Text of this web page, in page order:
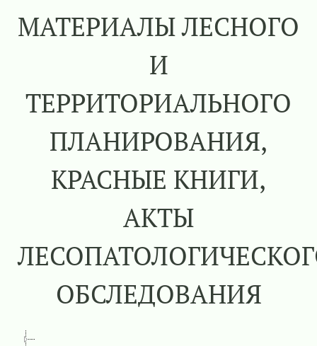
МАТЕРИАЛЫ ЛЕСНОГО
И
ТЕРРИТОРИАЛЬНОГО
ПЛАНИРОВАНИЯ,
КРАСНЫЕ КНИГИ,
АКТЫ
ОБСЛЕДОВАНИЯ